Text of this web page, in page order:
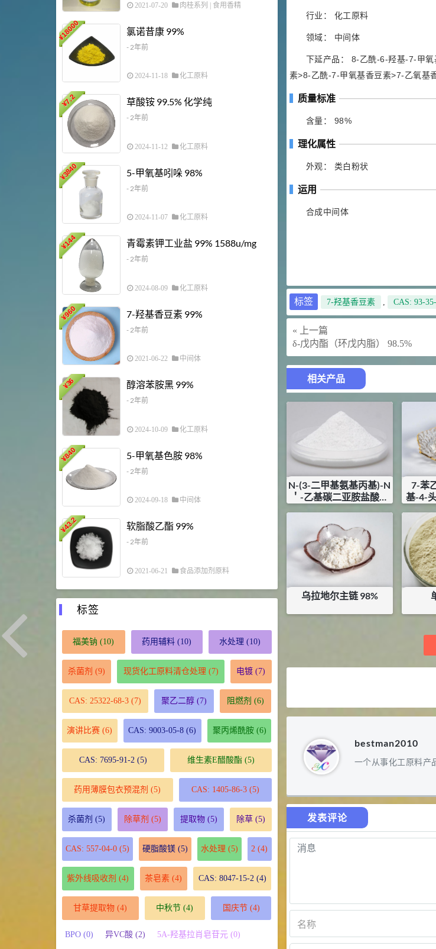
行业： 化工原料
领域： 中间体
下延产品： 8-乙酰-6-羟基-7-甲
素>8-乙酰-7-甲氧基香豆素>7-乙氧基
质量标准
含量： 98%
理化属性
外观： 类白粉状
运用
合成中间体
标签 7-羟基香豆素 , CAS: 93-
« 上一篇
δ-戊内酯（环戊内脂） 98.5%
相关产品
N-(3-二甲基氨基丙基)-N
＇-乙基碳二亚胺盐酸盐
99%
¥650
库存：10.59
7-苯
基-4-
乌拉地尔主链 98%
bestman2010
一个从事化工原料产
发表评论
2021-07-20 肉桂系列 | 食用香精
¥
18000 氯诺昔康 99%
- 2年前
2024-11-18 化工原料
¥
7.2 草酸铵 99.5% 化学纯
- 2年前
2024-11-12 化工原料
¥
3840 5-甲氧基吲哚 98%
- 2年前
2024-11-07 化工原料
¥
144 青霉素钾工业盐 99% 1588u/mg
- 2年前
2024-08-09 化工原料
¥
960 7-羟基香豆素 99%
- 2年前
2021-06-22 中间体
¥
36 醇溶苯胺黑 99%
- 2年前
2024-10-09 化工原料
¥
840 5-甲氧基色胺 98%
- 2年前
2024-09-18 中间体
¥
43.2 软脂酸乙酯 99%
- 2年前
2021-06-21 食品添加剂原料
2021-07-07 植物生长调
4 N-羟甲基丙烯酰
浏览量 - 1.98w
2021-06-22 化工原料
5
对甲氧基苯甲醛（
99.5%
2021-05-30 化工原料
27 7 抗氧剂BHT 99.5%
2021-05-25 食品添加剂
D-异抗坏血酸钠
浏览量 - 1.55w
2021-05-25 食品添加剂
475 硬脂富马酸钠 99%
浏览量 - 1.54w
2021-06-19 化工原料
10 DL-蛋氨酸 99%
浏览量 - 1.48w
2021-06-21 食品添加剂
标签
福美钠 (10) 药用辅料 (10) 水处理 (10)
杀菌剂 (9) 现货化工原料清仓处理 (7) 电镀 (7)
CAS: 25322-68-3(7) 聚乙二醇(7) 阻燃剂 (6)
演讲比赛 (6) CAS: 9003-05-8 (6) 聚丙烯酰胺(6)
CAS: 7695-91-2 (5) 维生素E醋酸酯(5)
药用薄膜包衣预混剂 (5) CAS: 1405-86-3(5)
杀菌剂 (5) 除草剂 (5) 提取物(5) 除草(5)
CAS: 557-04-0(5) 硬脂酸镁(5) 水处理 (5) 2 (4)
紫外线吸收剂 (4) 茶皂素 (4) CAS: 8047-15-2 (4)
甘草提取物 (4) 中秋节 (4) 国庆节(4)
BPO (0) 异VC酸 (2) 5A-羟基拉肖皂苷元 (0)